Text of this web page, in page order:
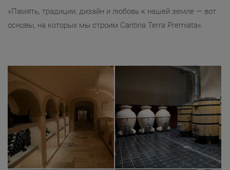
«Память, традиции, дизайн и любовь к нашей земле — вот
основы, на которых мы строим Cantina Terra Premiata».